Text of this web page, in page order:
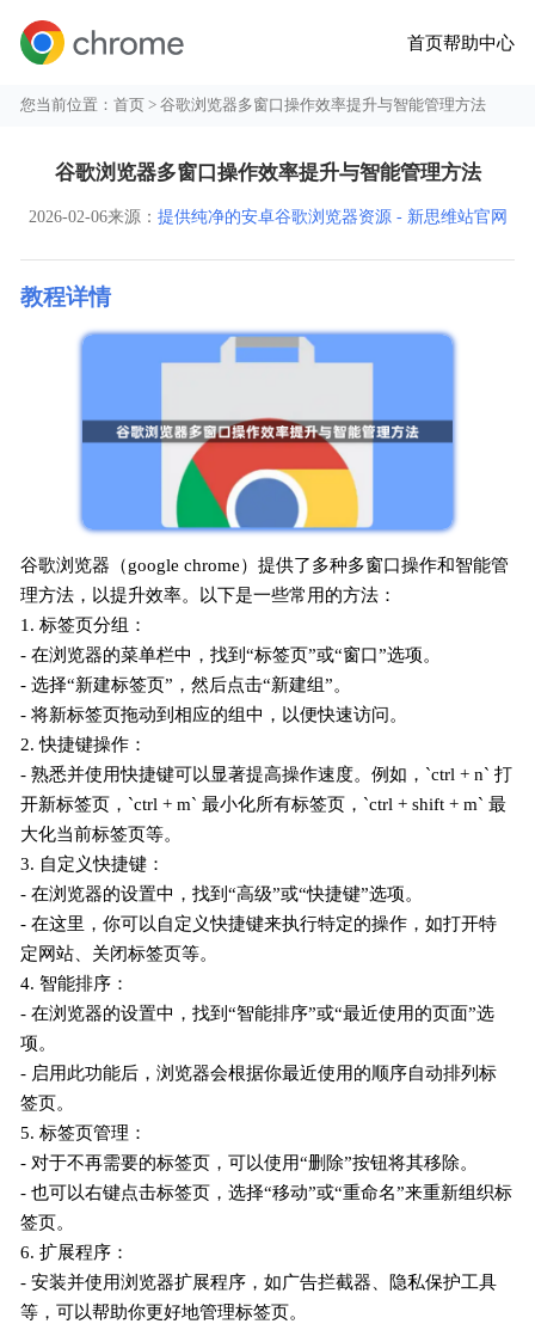
首页帮助中心
您当前位置：首页 > 谷歌浏览器多窗口操作效率提升与智能管理方法
谷歌浏览器多窗口操作效率提升与智能管理方法
2026-02-06来源： 提供纯净的安卓谷歌浏览器资源 - 新思维站官网
教程详情
谷歌浏览器（google chrome）提供了多种多窗口操作和智能管
理方法，以提升效率。以下是一些常用的方法：
1. 标签页分组：
- 在浏览器的菜单栏中，找到“标签页”或“窗口”选项。
- 选择“新建标签页”，然后点击“新建组”。
- 将新标签页拖动到相应的组中，以便快速访问。
2. 快捷键操作：
- 熟悉并使用快捷键可以显著提高操作速度。例如，`ctrl + n` 打
开新标签页，`ctrl + m` 最小化所有标签页，`ctrl + shift + m` 最
大化当前标签页等。
3. 自定义快捷键：
- 在浏览器的设置中，找到“高级”或“快捷键”选项。
- 在这里，你可以自定义快捷键来执行特定的操作，如打开特
定网站、关闭标签页等。
4. 智能排序：
- 在浏览器的设置中，找到“智能排序”或“最近使用的页面”选
项。
- 启用此功能后，浏览器会根据你最近使用的顺序自动排列标
签页。
5. 标签页管理：
- 对于不再需要的标签页，可以使用“删除”按钮将其移除。
- 也可以右键点击标签页，选择“移动”或“重命名”来重新组织标
签页。
6. 扩展程序：
- 安装并使用浏览器扩展程序，如广告拦截器、隐私保护工具
等，可以帮助你更好地管理标签页。